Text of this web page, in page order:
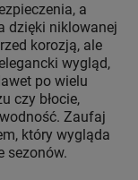
a
dzięki niklowanej
korozją, ale
wygląd,
po wielu
czy błocie,
Zaufaj
który wygląda
sezonów.